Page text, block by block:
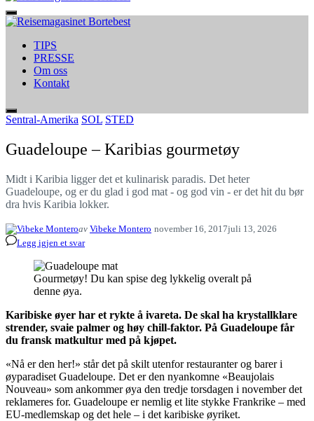
TIPS
PRESSE
Om oss
Kontakt
Sentral-Amerika SOL STED
Guadeloupe – Karibias gourmetøy
Midt i Karibia ligger det et kulinarisk paradis. Det heter
Guadeloupe, og er du glad i god mat - og god vin - er det hit du bør
dra hvis Karibia lokker.
av Vibeke Montero november 16, 2017juli 13, 2026
Legg igjen et svar
Gourmetøy! Du kan spise deg lykkelig overalt på
denne øya.
Karibiske øyer har et rykte å ivareta. De skal ha krystallklare
strender, svaie palmer og høy chill-faktor. På Guadeloupe får
du fransk matkultur med på kjøpet.
«Nå er den her!» står det på skilt utenfor restauranter og barer i
øyparadiset Guadeloupe. Det er den nyankomne «Beaujolais
Nouveau» som ankommer øya den tredje torsdagen i november det
reklameres for. Guadeloupe er nemlig et lite stykke Frankrike – med
EU-medlemskap og det hele – i det karibiske øyriket.